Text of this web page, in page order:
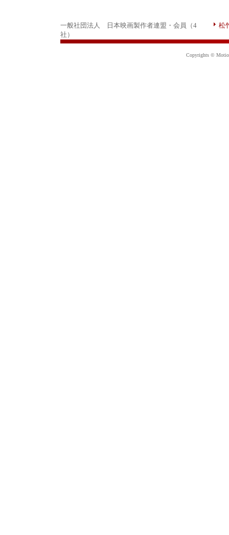
一般社団法人 日本映画製作者連盟・会員（4
社）
松
Copyrights ©